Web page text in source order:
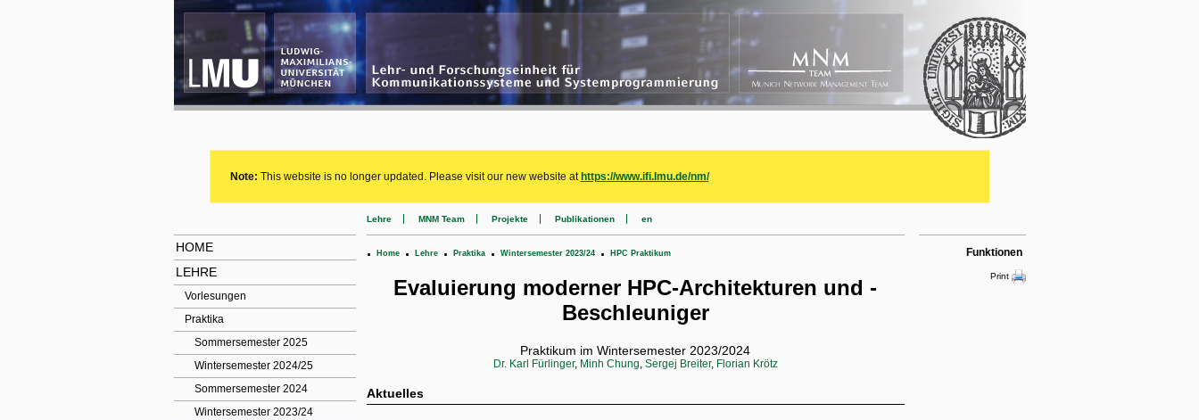
Note: This website is no longer updated. Please visit our new website at https://www.ifi.lmu.de/nm/
HOME
LEHRE
Vorlesungen
Praktika
Sommersemester 2025
Wintersemester 2024/25
Sommersemester 2024
Wintersemester 2023/24
Funktionen
Print
Lehre MNM Team Projekte Publikationen en
. Home . Lehre . Praktika . Wintersemester 2023/24 . HPC Praktikum
Evaluierung moderner HPC-Architekturen und -
Beschleuniger
Praktikum im Wintersemester 2023/2024
Dr. Karl Fürlinger, Minh Chung, Sergej Breiter, Florian Krötz
Aktuelles